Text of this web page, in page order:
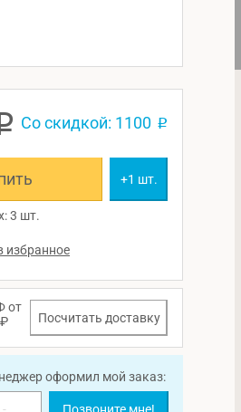
Со скидкой: 1100 p
+1 шт.
3 шт.
от
Посчитать доставку
оформил мой заказ:
Позвоните мне!